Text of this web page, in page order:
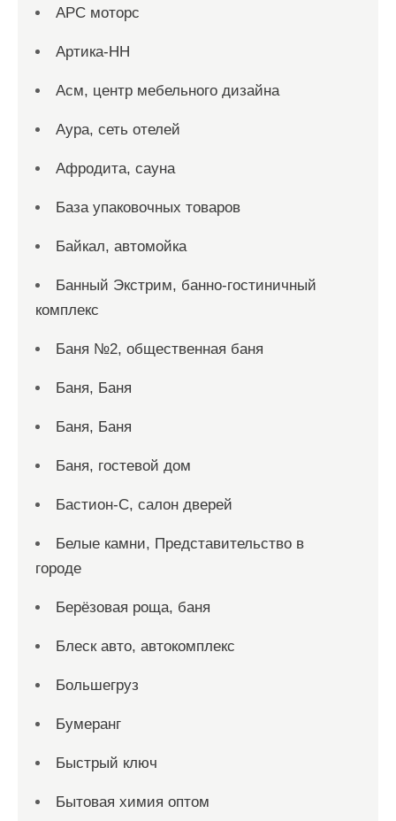
АРС моторс
Артика-НН
Асм, центр мебельного дизайна
Аура, сеть отелей
Афродита, сауна
База упаковочных товаров
Байкал, автомойка
Банный Экстрим, банно-гостиничный
комплекс
Баня №2, общественная баня
Баня, Баня
Баня, Баня
Баня, гостевой дом
Бастион-С, салон дверей
Белые камни, Представительство в
городе
Берёзовая роща, баня
Блеск авто, автокомплекс
Большегруз
Бумеранг
Быстрый ключ
Бытовая химия оптом